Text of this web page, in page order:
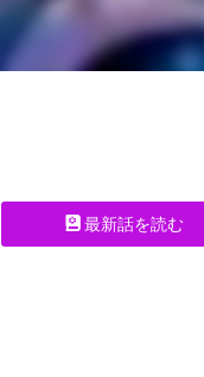
最新話を読む